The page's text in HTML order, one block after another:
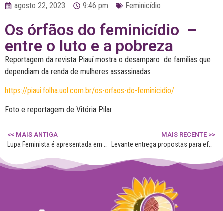
agosto 22, 2023 9:46 pm Feminicídio
Os órfãos do feminicídio –
entre o luto e a pobreza
Reportagem da revista Piauí mostra o desamparo de famílias que
dependiam da renda de mulheres assassinadas
https://piaui.folha.uol.com.br/os-orfaos-do-feminicidio/
Foto e reportagem de Vitória Pilar
<< MAIS ANTIGA
Lupa Feminista é apresentada em Canoas
MAIS RECENTE >>
Levante entrega propostas para efetivar leis Maria da Penha e do Feminicídio